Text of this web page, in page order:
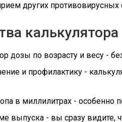
других противовирусных
калькулятора
дозы по возрасту и весу -
и профилактику -
в миллилитрах - особенно
выпуска - вы сразу видите,